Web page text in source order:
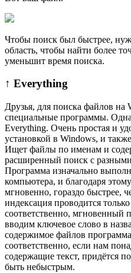
Чтобы поиск был быстрее,
область, чтобы найти более
уменьшит время поиска.
↑ Everything
Друзья, для поиска файлов на
специальные программы.
Everything. Очень простая и
установкой в Windows, и
Ищет файлы по именам и
расширенный поиск с
Программа изначально
компьютера, и благодаря
мгновенно, гораздо быстрее,
индексация проводится
соответственно, мгновенный
вводим ключевое слово в
содержимое файлов
соответственно, если нам
содержащие текст, придётся
быть небыстрым.